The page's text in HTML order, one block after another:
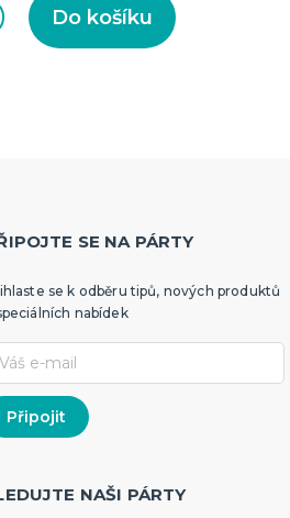
Do košíku
SE NA PÁRTY
se k odběru tipů, nových produktů
nabídek
NAŠI PÁRTY